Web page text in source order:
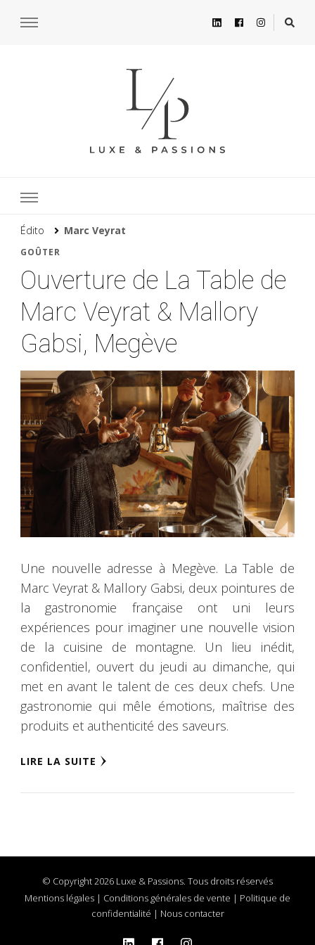
Édito Marc Veyrat
GOÛTER
Ouverture de La Table de
Marc Veyrat & Mallory
Gabsi, Megève
Une nouvelle adresse à Megève. La Table de
Marc Veyrat & Mallory Gabsi, deux pointures de
la gastronomie française ont uni leurs
expériences pour imaginer une nouvelle vision
de la cuisine de montagne. Un lieu inédit,
confidentiel, ouvert du jeudi au dimanche, qui
met en avant le talent de ces deux chefs. Une
gastronomie qui mêle émotions, maîtrise des
produits et authenticité des saveurs.
LIRE LA SUITE
© Copyright 2026 Luxe & Passions. Tous droits réservés
Mentions légales | Conditions générales de vente | Politique de
confidentialité | Nous contacter